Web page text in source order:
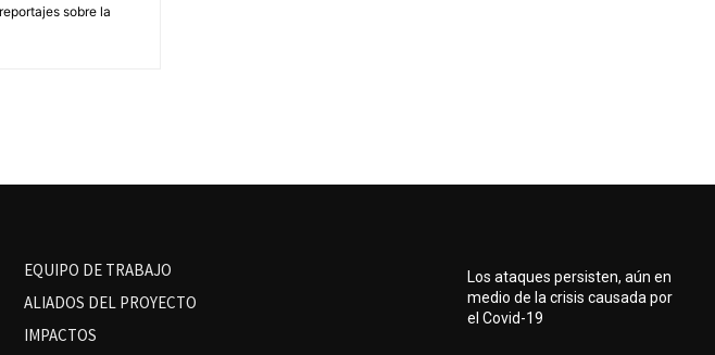
sobre la
EQUIPO DE TRABAJO
ALIADOS DEL PROYECTO
IMPACTOS
Los ataques persisten, aún en
medio de la crisis causada por
el Covid-19